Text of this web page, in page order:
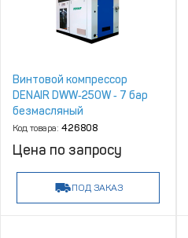
Винтовой компрессор
DENAIR DWW‑250W ‑ 7 бар
безмасляный
Код товара: 426808
Цена по запросу
ПОД ЗАКАЗ